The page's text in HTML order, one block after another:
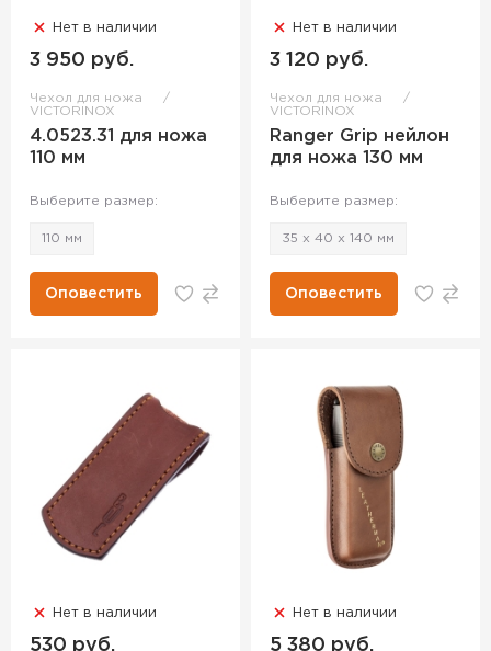
Нет в наличии
3 950 руб.
Чехол для ножа
VICTORINOX
4.0523.31 для ножа
110 мм
Выберите размер:
110 мм
Оповестить
Нет в наличии
3 120 руб.
Чехол для ножа
VICTORINOX
Ranger Grip нейлон
для ножа 130 мм
Выберите размер:
35 х 40 х 140 мм
Оповестить
Нет в наличии
530 руб.
Нет в наличии
5 380 руб.